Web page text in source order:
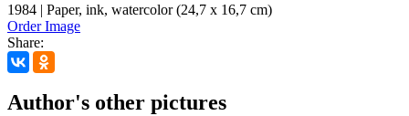
1984 | Paper, ink, watercolor (24,7 x 16,7 cm)
Order Image
Share:
Author's other pictures